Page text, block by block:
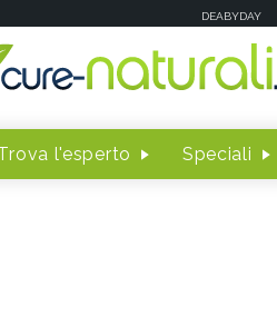
DEABYDAY
l'esperto Speciali